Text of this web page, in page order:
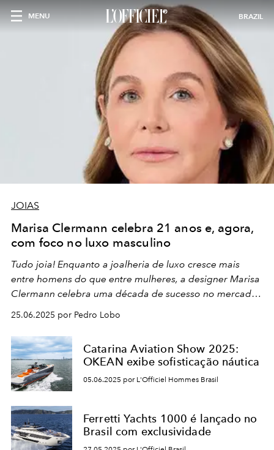
MENU BRAZIL
JOIAS
Marisa Clermann celebra 21 anos e, agora,
com foco no luxo masculino
Tudo joia! Enquanto a joalheria de luxo cresce mais
entre homens do que entre mulheres, a designer Marisa
Clermann celebra uma década de sucesso no mercado
25.06.2025 por Pedro Lobo
Catarina Aviation Show 2025:
OKEAN exibe sofisticação náutica
05.06.2025 por L'Officiel Hommes Brasil
Ferretti Yachts 1000 é lançado no
Brasil com exclusividade